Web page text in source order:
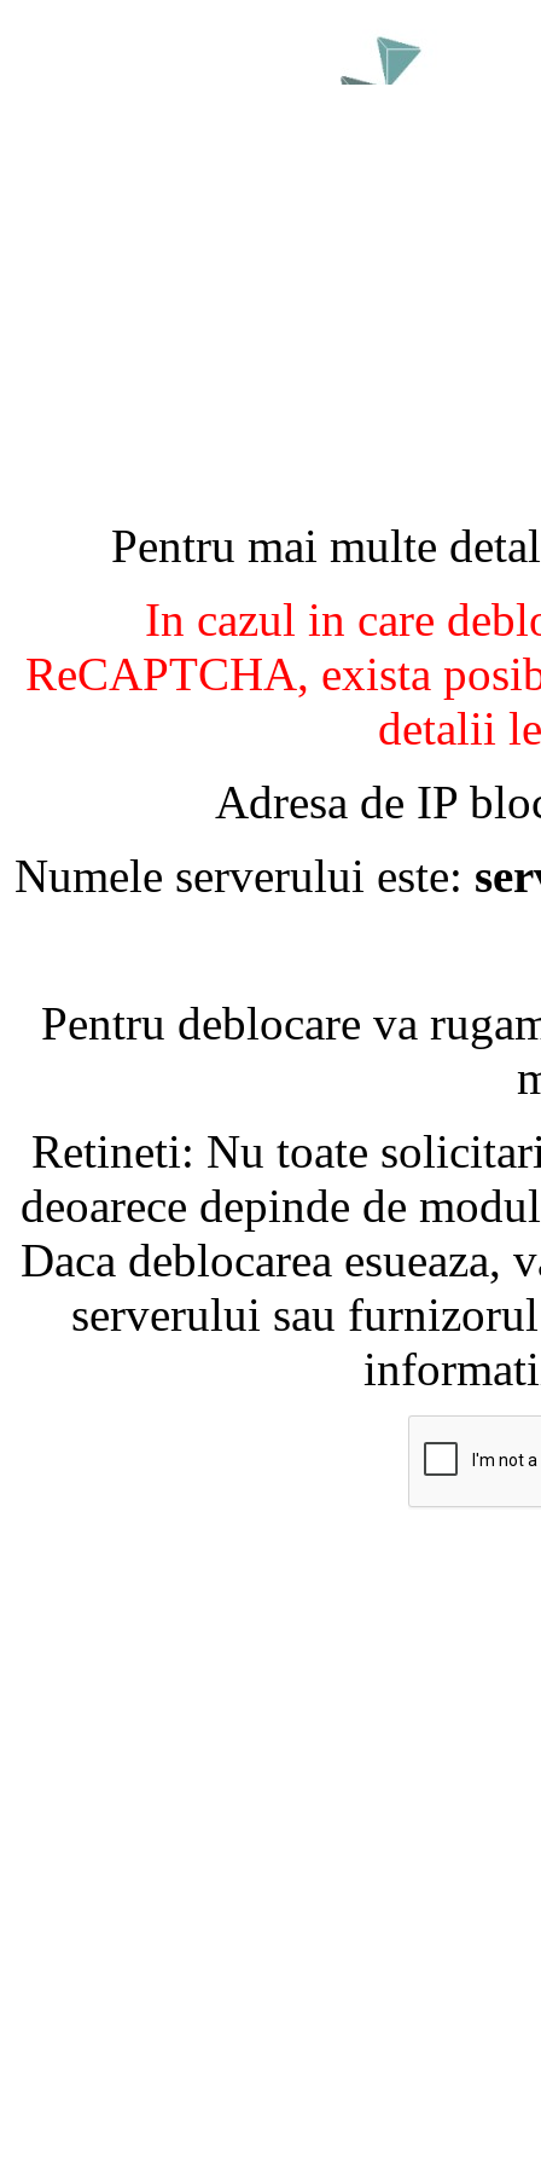
Pentru mai multe
In cazul in care
ReCAPTCHA, exista
detalii
Adresa de IP
Numele serverului este:
Pentru deblocare va
Retineti: Nu toate
deoarece depinde de
Daca deblocarea
serverului sau